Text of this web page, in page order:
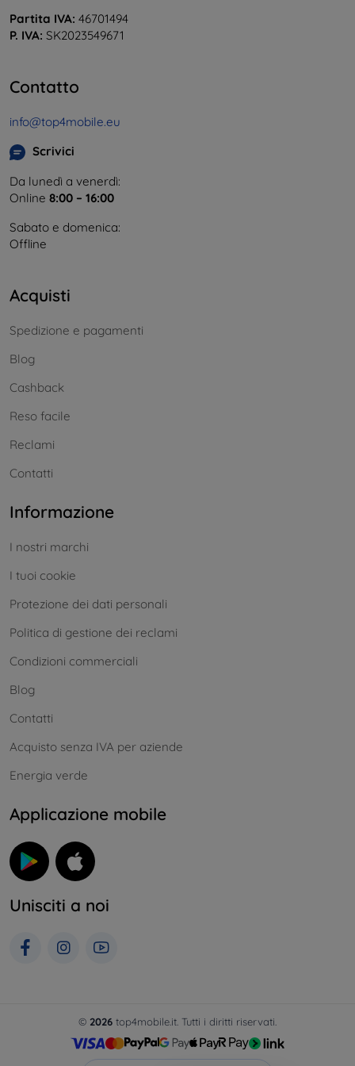
Partita IVA: 46701494
P. IVA: SK2023549671
Contatto
info@top4mobile.eu
Scrivici
Da lunedì a venerdì:
Online 8:00 – 16:00
Sabato e domenica:
Offline
Acquisti
Spedizione e pagamenti
Blog
Cashback
Reso facile
Reclami
Contatti
Informazione
I nostri marchi
I tuoi cookie
Protezione dei dati personali
Politica di gestione dei reclami
Condizioni commerciali
Blog
Contatti
Acquisto senza IVA per aziende
Energia verde
Applicazione mobile
Unisciti a noi
© 2026 top4mobile.it. Tutti i diritti riservati.